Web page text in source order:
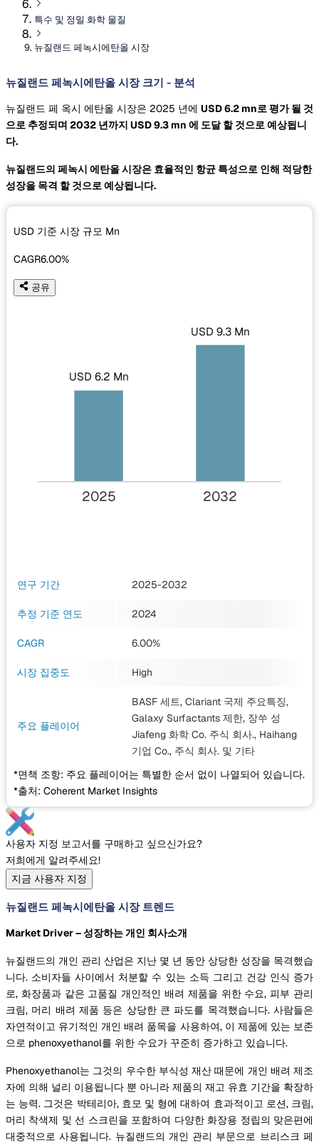
특수 및 정밀 화학 물질
뉴질랜드 페녹시에탄올 시장
뉴질랜드 페녹시에탄올 시장 크기 - 분석
뉴질랜드 페 옥시 에탄올 시장은 2025 년에 USD 6.2 mn로 평가 될 것
으로 추정되며 2032 년까지 USD 9.3 mn 에 도달 할 것으로 예상됩니
다.
뉴질랜드의 페녹시 에탄올 시장은 효율적인 항균 특성으로 인해 적당한
성장을 목격 할 것으로 예상됩니다.
USD 기준 시장 규모 Mn
CAGR6.00%
공유
USD 6.2 Mn
USD 9.3 Mn
2025 2032
연구 기간 2025-2032
추정 기준 연도 2024
CAGR 6.00%
시장 집중도 High
주요 플레이어
BASF 세트, Clariant 국제 주요특징,
Galaxy Surfactants 제한, 장쑤 성
Jiafeng 화학 Co. 주식 회사., Haihang
기업 Co., 주식 회사. 및 기타
*면책 조항: 주요 플레이어는 특별한 순서 없이 나열되어 있습니다.
*출처: Coherent Market Insights
사용자 지정 보고서를 구매하고 싶으신가요?
저희에게 알려주세요!
지금 사용자 지정
뉴질랜드 페녹시에탄올 시장 트렌드
Market Driver – 성장하는 개인 회사소개
뉴질랜드의 개인 관리 산업은 지난 몇 년 동안 상당한 성장을 목격했습
니다. 소비자들 사이에서 처분할 수 있는 소득 그리고 건강 인식 증가
로, 화장품과 같은 고품질 개인적인 배려 제품을 위한 수요, 피부 관리
크림, 머리 배려 제품 등은 상당한 큰 파도를 목격했습니다. 사람들은
자연적이고 유기적인 개인 배려 품목을 사용하여, 이 제품에 있는 보존
으로 phenoxyethanol를 위한 수요가 꾸준히 증가하고 있습니다.
Phenoxyethanol는 그것의 우수한 부식성 재산 때문에 개인 배려 제조
자에 의해 널리 이용됩니다 뿐 아니라 제품의 재고 유효 기간을 확장하
는 능력. 그것은 박테리아, 효모 및 형에 대하여 효과적이고 로션, 크림,
머리 착색제 및 선 스크린을 포함하여 다양한 화장용 정립의 맞은편에
대중적으로 사용됩니다. 뉴질랜드의 개인 관리 부문으로 브리스크 페